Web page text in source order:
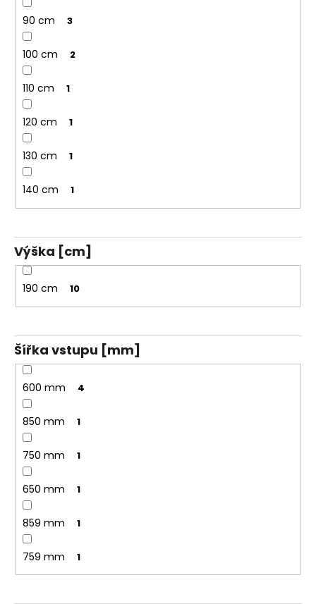
90 cm 3
100 cm 2
110 cm 1
120 cm 1
130 cm 1
140 cm 1
Výška [cm]
190 cm 10
Šířka vstupu [mm]
600 mm 4
850 mm 1
750 mm 1
650 mm 1
859 mm 1
759 mm 1